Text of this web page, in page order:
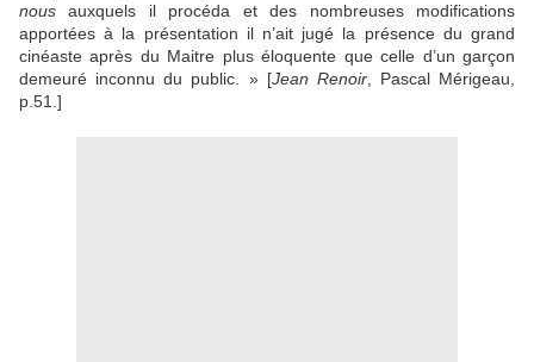
nous auxquels il procéda et des nombreuses modifications
apportées à la présentation il n’ait jugé la présence du grand
cinéaste après du Maitre plus éloquente que celle d’un garçon
demeuré inconnu du public. » [Jean Renoir, Pascal Mérigeau,
p.51.]